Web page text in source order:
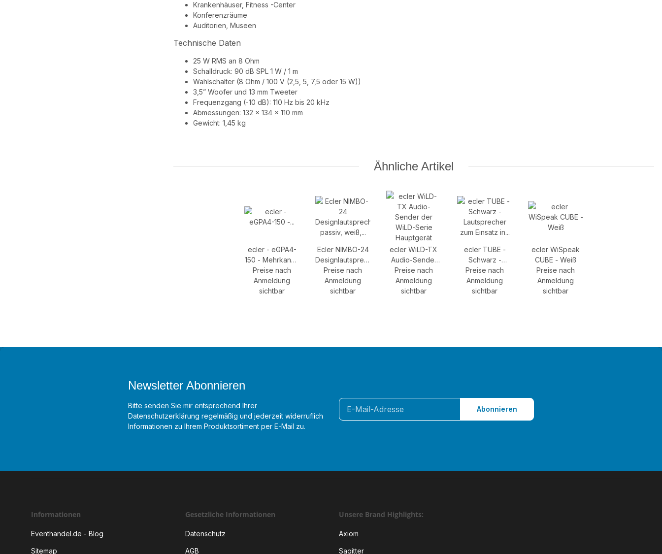
Krankenhäuser, Fitness -Center
Konferenzräume
Auditorien, Museen
Technische Daten
25 W RMS an 8 Ohm
Schalldruck: 90 dB SPL 1 W / 1 m
Wahlschalter (8 Ohm / 100 V (2,5, 5, 7,5 oder 15 W))
3,5” Woofer und 13 mm Tweeter
Frequenzgang (-10 dB): 110 Hz bis 20 kHz
Abmessungen: 132 x 134 x 110 mm
Gewicht: 1,45 kg
Ähnliche Artikel
ecler - eGPA4-
150 - Mehrkanal-
Hochleistungsverstärker
4x150w
Preise nach
Anmeldung
sichtbar
Ecler NIMBO-24
Designlautsprecher
passiv, weiß,
2x4''/1'', 80W/
16Ohm, 165°x
Preise nach
Anmeldung
sichtbar
ecler WiLD-TX
Audio-Sender
der WiLD-Serie
Hauptgerät
Preise nach
Anmeldung
sichtbar
ecler TUBE -
Schwarz -
Lautsprecher
zum Einsatz in
Lichtschienen
Preise nach
Anmeldung
sichtbar
ecler WiSpeak
CUBE - Weiß
Preise nach
Anmeldung
sichtbar
Newsletter Abonnieren
Bitte senden Sie mir entsprechend Ihrer
Datenschutzerklärung regelmäßig und jederzeit widerruflich
Informationen zu Ihrem Produktsortiment per E-Mail zu.
Abonnieren
Informationen
Eventhandel.de - Blog
Sitemap
Gesetzliche Informationen
Datenschutz
AGB
Unsere Brand Highlights:
Axiom
Sagitter